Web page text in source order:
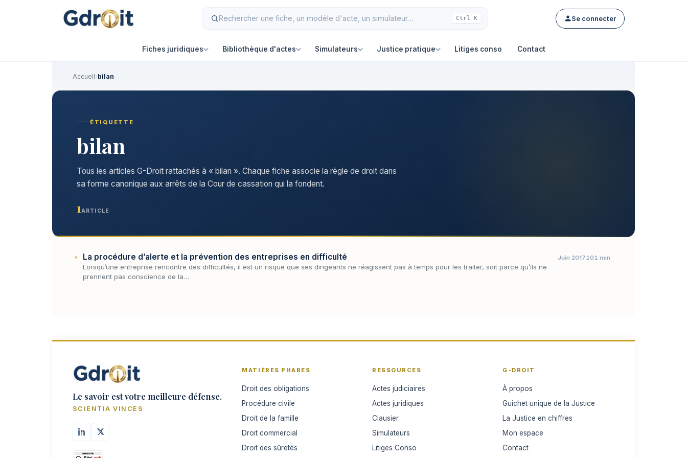
Ctrl K Se connecter
Fiches juridiques Bibliothèque d'actes Simulateurs Justice pratique Litiges conso Contact
Accueil›bilan
ÉTIQUETTE
bilan
Tous les articles G-Droit rattachés à « bilan ». Chaque fiche associe la règle de droit dans
sa forme canonique aux arrêts de la Cour de cassation qui la fondent.
1 ARTICLE
La procédure d’alerte et la prévention des entreprises en difficulté
Lorsqu’une entreprise rencontre des difficultés, il est un risque que ses dirigeants ne réagissent pas à temps pour les traiter, soit parce qu’ils ne
prennent pas conscience de la…
Juin 2017101 min
Le savoir est votre meilleure défense.
SCIENTIA VINCES
MATIÈRES PHARES
Droit des obligations
Procédure civile
Droit de la famille
Droit commercial
Droit des sûretés
RESSOURCES
Actes judiciaires
Actes juridiques
Clausier
Simulateurs
Litiges Conso
G-DROIT
À propos
Guichet unique de la Justice
La Justice en chiffres
Mon espace
Contact